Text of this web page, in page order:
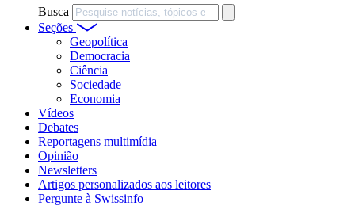
Busca
Seções
Geopolítica
Democracia
Ciência
Sociedade
Economia
Vídeos
Debates
Reportagens multimídia
Opinião
Newsletters
Artigos personalizados aos leitores
Pergunte à Swissinfo